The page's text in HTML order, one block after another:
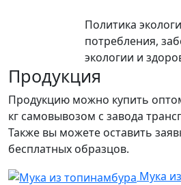
Политика
потребления,
экологии и
Продукция
Продукцию можно купить
кг самовывозом с завода
Также вы можете оставить
бесплатных образцов.
Мука